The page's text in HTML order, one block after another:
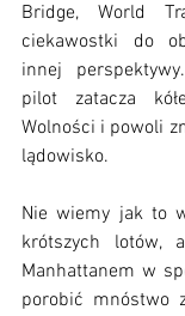
Bridge, World
ciekawostki do
innej
pilot zatacza
Wolności i powoli
lądowisko.
Nie wiemy jak to
krótszych lotów,
Manhattanem w
porobić